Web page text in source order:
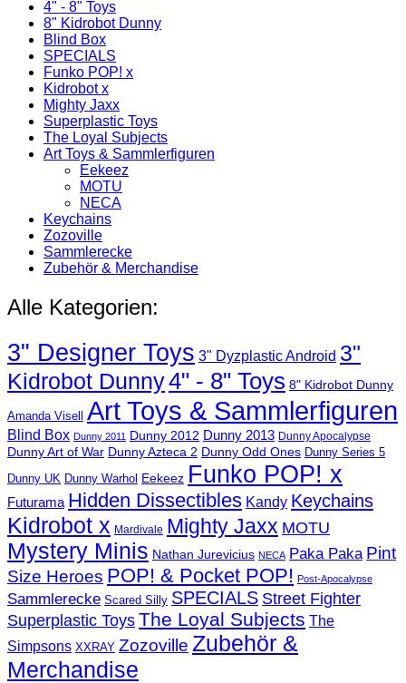
4" - 8" Toys
8" Kidrobot Dunny
Blind Box
SPECIALS
Funko POP! x
Kidrobot x
Mighty Jaxx
Superplastic Toys
The Loyal Subjects
Art Toys & Sammlerfiguren
Eekeez
MOTU
NECA
Keychains
Zozoville
Sammlerecke
Zubehör & Merchandise
Alle Kategorien:
3" Designer Toys 3" Dyzplastic Android 3"
Kidrobot Dunny4" - 8" Toys 8" Kidrobot Dunny
Amanda Visell Art Toys & Sammlerfiguren
Blind Box Dunny 2011 Dunny 2012 Dunny 2013 Dunny Apocalypse
Dunny Art of War Dunny Azteca 2 Dunny Odd Ones Dunny Series 5
Dunny UK Dunny Warhol Eekeez Funko POP! x
Futurama Hidden Dissectibles Kandy Keychains
Kidrobot x Mardivale Mighty Jaxx MOTU
Mystery Minis Nathan Jurevicius NECA Paka Paka Pint
Size Heroes POP! & Pocket POP! Post-Apocalypse
Sammlerecke Scared Silly SPECIALS Street Fighter
Superplastic ToysThe Loyal Subjects The
Simpsons XXRAY Zozoville Zubehör &
Merchandise